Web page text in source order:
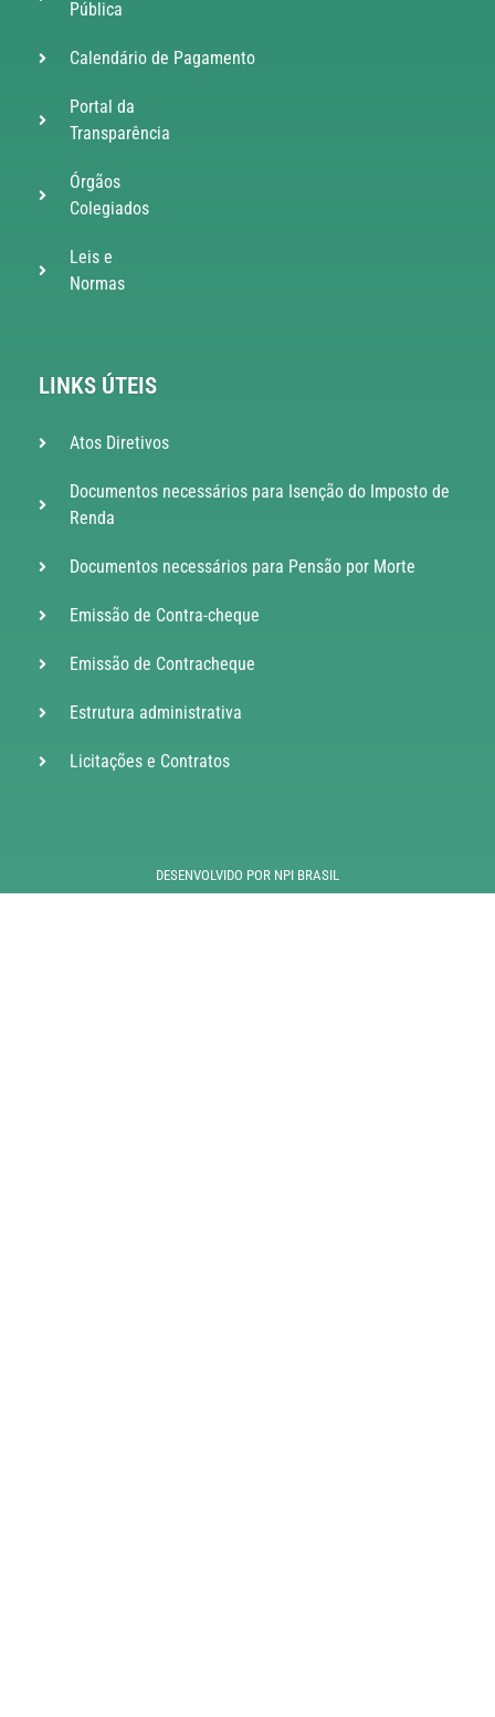
Pública
Calendário de Pagamento
Portal da
Transparência
Órgãos
Colegiados
Leis e
Normas
LINKS ÚTEIS
Atos Diretivos
Documentos necessários para Isenção do Imposto de
Renda
Documentos necessários para Pensão por Morte
Emissão de Contra-cheque
Emissão de Contracheque
Estrutura administrativa
Licitações e Contratos
DESENVOLVIDO POR NPI BRASIL